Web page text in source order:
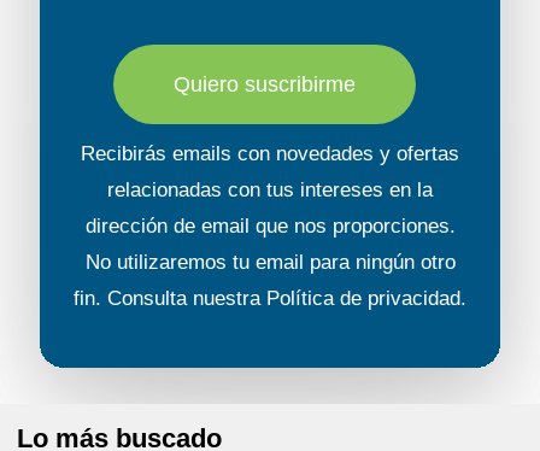
Quiero suscribirme
Recibirás emails con novedades y ofertas
relacionadas con tus intereses en la
dirección de email que nos proporciones.
No utilizaremos tu email para ningún otro
fin. Consulta nuestra Política de privacidad.
Lo más buscado